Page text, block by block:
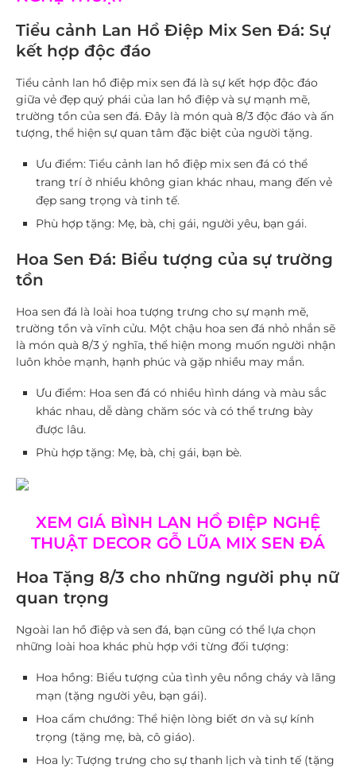
Tiểu cảnh Lan Hồ Điệp Mix Sen Đá: Sự
kết hợp độc đáo
Tiểu cảnh lan hồ điệp mix sen đá là sự kết hợp độc đáo
giữa vẻ đẹp quý phái của lan hồ điệp và sự mạnh mẽ,
trường tồn của sen đá. Đây là món quà 8/3 độc đáo và ấn
tượng, thể hiện sự quan tâm đặc biệt của người tặng.
Ưu điểm: Tiểu cảnh lan hồ điệp mix sen đá có thể
trang trí ở nhiều không gian khác nhau, mang đến vẻ
đẹp sang trọng và tinh tế.
Phù hợp tặng: Mẹ, bà, chị gái, người yêu, bạn gái.
Hoa Sen Đá: Biểu tượng của sự trường
tồn
Hoa sen đá là loài hoa tượng trưng cho sự mạnh mẽ,
trường tồn và vĩnh cửu. Một chậu hoa sen đá nhỏ nhắn sẽ
là món quà 8/3 ý nghĩa, thể hiện mong muốn người nhận
luôn khỏe mạnh, hạnh phúc và gặp nhiều may mắn.
Ưu điểm: Hoa sen đá có nhiều hình dáng và màu sắc
khác nhau, dễ dàng chăm sóc và có thể trưng bày
được lâu.
Phù hợp tặng: Mẹ, bà, chị gái, bạn bè.
XEM GIÁ BÌNH LAN HỒ ĐIỆP NGHỆ
THUẬT DECOR GỖ LŨA MIX SEN ĐÁ
Hoa Tặng 8/3 cho những người phụ nữ
quan trọng
Ngoài lan hồ điệp và sen đá, bạn cũng có thể lựa chọn
những loài hoa khác phù hợp với từng đối tượng:
Hoa hồng: Biểu tượng của tình yêu nồng cháy và lãng
mạn (tặng người yêu, bạn gái).
Hoa cẩm chướng: Thể hiện lòng biết ơn và sự kính
trọng (tặng mẹ, bà, cô giáo).
Hoa ly: Tượng trưng cho sự thanh lịch và tinh tế (tặng